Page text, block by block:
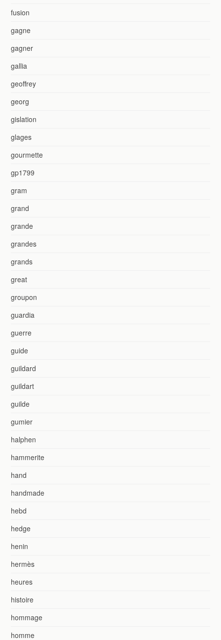
fusion
gagne
gagner
gallia
geoffrey
georg
gislation
glages
gourmette
gp1799
gram
grand
grande
grandes
grands
great
groupon
guardia
guerre
guide
guildard
guildart
guilde
gumier
halphen
hammerite
hand
handmade
hebd
hedge
henin
hermès
heures
histoire
hommage
homme